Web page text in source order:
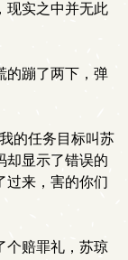
现实之中并无此
的蹦了两下，弹
的任务目标叫苏
却显示了错误的
过来，害的你们
个赔罪礼，苏琼